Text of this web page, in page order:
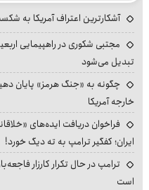
آشکارترین اعتراف آمریکا به
مجتبی شکوری در راهپیمایی
تبدیل می‌شود
چگونه به «جنگ هرمز» پایان
خارجه آمریکا
فراخوان دریافت ایده‌های
ایران؛ کفگیر ترامپ به ته دیگ خورد!
ترامپ در حال تکرار کارزار
است